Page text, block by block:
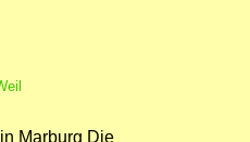
Marburg Die